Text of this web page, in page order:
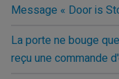
Message « Door is
La porte ne bouge
reçu une commande